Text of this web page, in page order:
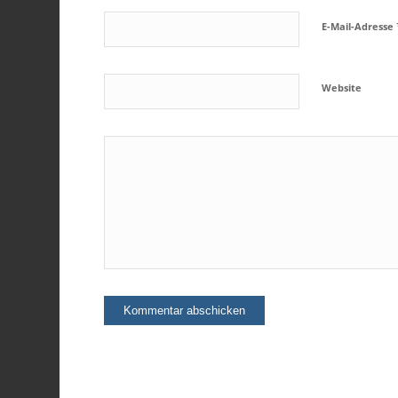
E-Mail-Adresse
Website